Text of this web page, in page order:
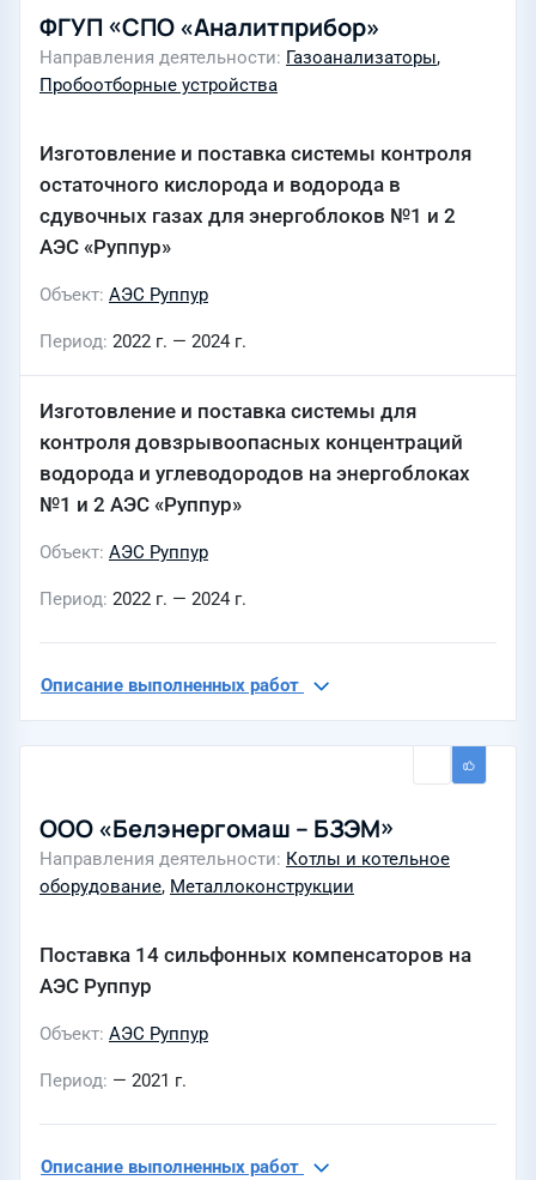
ФГУП «СПО «Аналитприбор»
Направления деятельности Газоанализаторы,
Пробоотборные устройства
Изготовление и поставка системы контроля
остаточного кислорода и водорода в
сдувочных газах для энергоблоков №1 и 2
АЭС «Руппур»
Объект АЭС Руппур
Период 2022 г. — 2024 г.
Изготовление и поставка системы для
контроля довзрывоопасных концентраций
водорода и углеводородов на энергоблоках
№1 и 2 АЭС «Руппур»
Объект АЭС Руппур
Период 2022 г. — 2024 г.
Описание выполненных работ
ООО «Белэнергомаш – БЗЭМ»
Направления деятельности Котлы и котельное
оборудование, Металлоконструкции
Поставка 14 сильфонных компенсаторов на
АЭС Руппур
Объект АЭС Руппур
Период — 2021 г.
Описание выполненных работ